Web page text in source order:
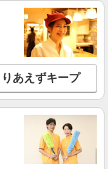
cik00821】
ります。 日払い・週
。
細を見る
ト作業員
りあえずキープ